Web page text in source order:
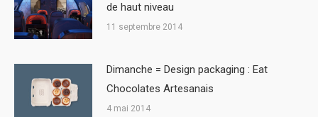
de haut niveau
11 septembre 2014
Dimanche = Design packaging : Eat
Chocolates Artesanais
4 mai 2014